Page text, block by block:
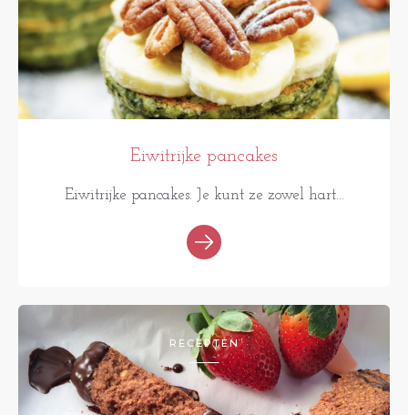
Eiwitrijke pancakes
Eiwitrijke pancakes. Je kunt ze zowel hart...
RECEPTEN